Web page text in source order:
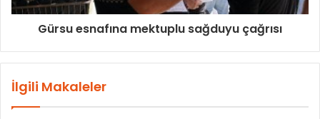
Gürsu esnafına mektuplu sağduyu çağrısı
İlgili Makaleler